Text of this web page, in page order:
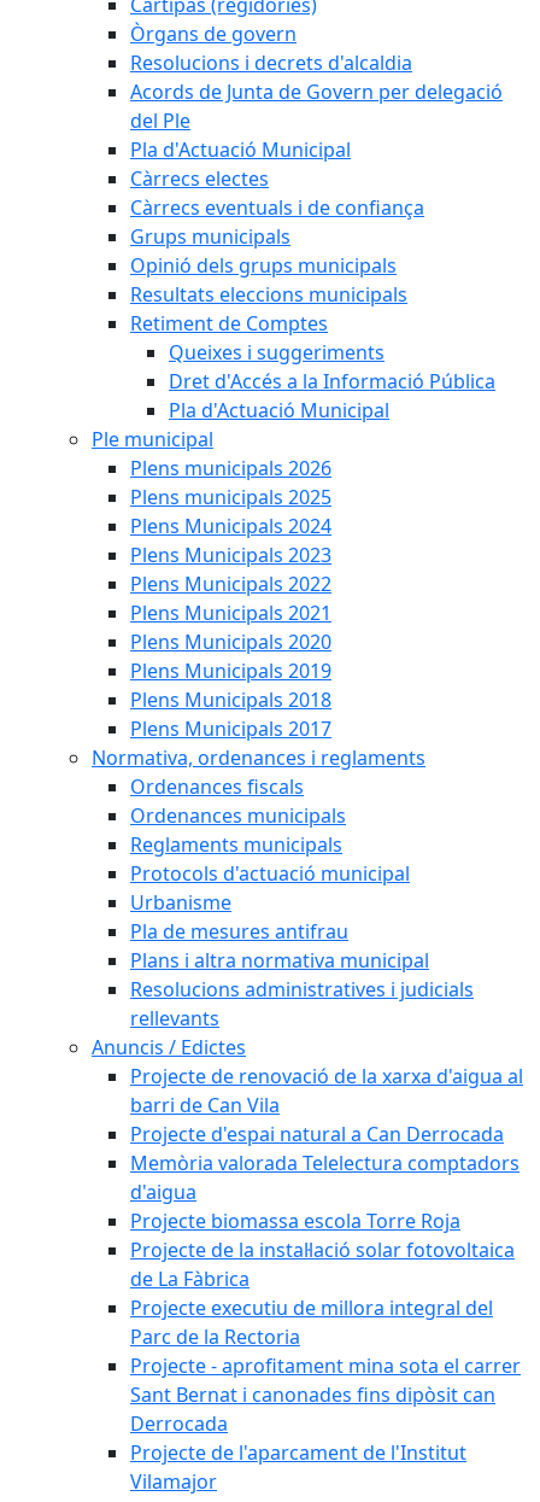
Òrgans de govern
Resolucions i decrets d'alcaldia
Acords de Junta de Govern per delegació
del Ple
Pla d'Actuació Municipal
Càrrecs electes
Càrrecs eventuals i de confiança
Grups municipals
Opinió dels grups municipals
Resultats eleccions municipals
Retiment de Comptes
Queixes i suggeriments
Dret d'Accés a la Informació Pública
Pla d'Actuació Municipal
Ple municipal
Plens municipals 2026
Plens municipals 2025
Plens Municipals 2024
Plens Municipals 2023
Plens Municipals 2022
Plens Municipals 2021
Plens Municipals 2020
Plens Municipals 2019
Plens Municipals 2018
Plens Municipals 2017
Normativa, ordenances i reglaments
Ordenances fiscals
Ordenances municipals
Reglaments municipals
Protocols d'actuació municipal
Urbanisme
Pla de mesures antifrau
Plans i altra normativa municipal
Resolucions administratives i judicials
rellevants
Anuncis / Edictes
Projecte de renovació de la xarxa d'aigua al
barri de Can Vila
Projecte d'espai natural a Can Derrocada
Memòria valorada Telelectura comptadors
d'aigua
Projecte biomassa escola Torre Roja
Projecte de la instal·lació solar fotovoltaica
de La Fàbrica
Projecte executiu de millora integral del
Parc de la Rectoria
Projecte - aprofitament mina sota el carrer
Sant Bernat i canonades fins dipòsit can
Derrocada
Projecte de l'aparcament de l'Institut
Vilamajor